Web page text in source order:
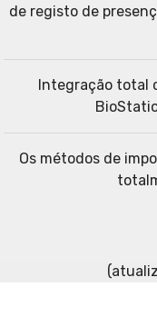
de registo de
Integração total
Os métodos de